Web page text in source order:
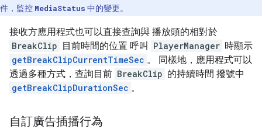
件，監控 MediaStatus 中的變更。
接收方應用程式也可以直接查詢與 播放頭的相對於
BreakClip 目前時間的位置 呼叫 PlayerManager 時顯示
getBreakClipCurrentTimeSec 。 同樣地，應用程式可以
透過多種方式，查詢目前 BreakClip 的持續時間 撥號中
getBreakClipDurationSec 。
自訂廣告插播行為